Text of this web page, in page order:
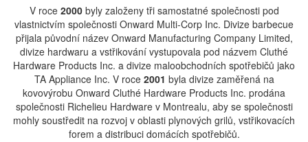
V roce 2000byly založeny tři samostatné společnosti pod
vlastnictvím společnosti Onward Multi-Corp Inc. Divize barbecue
přijala původní název Onward Manufacturing Company Limited,
divize hardwaru a vstřikování vystupovala pod názvem Cluthé
Hardware Products Inc. a divize maloobchodních spotřebičů jako
TA Appliance Inc. V roce 2001 byla divize zaměřená na
kovovýrobu Onward Cluthé Hardware Products Inc. prodána
společnosti Richelieu Hardware v Montrealu, aby se společnosti
mohly soustředit na rozvoj v oblasti plynových grilů, vstřikovacích
forem a distribuci domácích spotřebičů.